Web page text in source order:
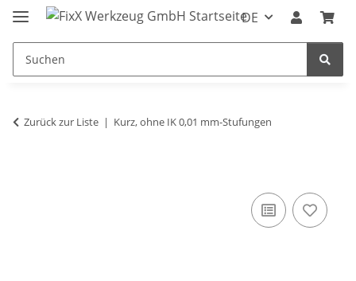
DE
Zurück zur Liste Kurz, ohne IK 0,01 mm-Stufungen